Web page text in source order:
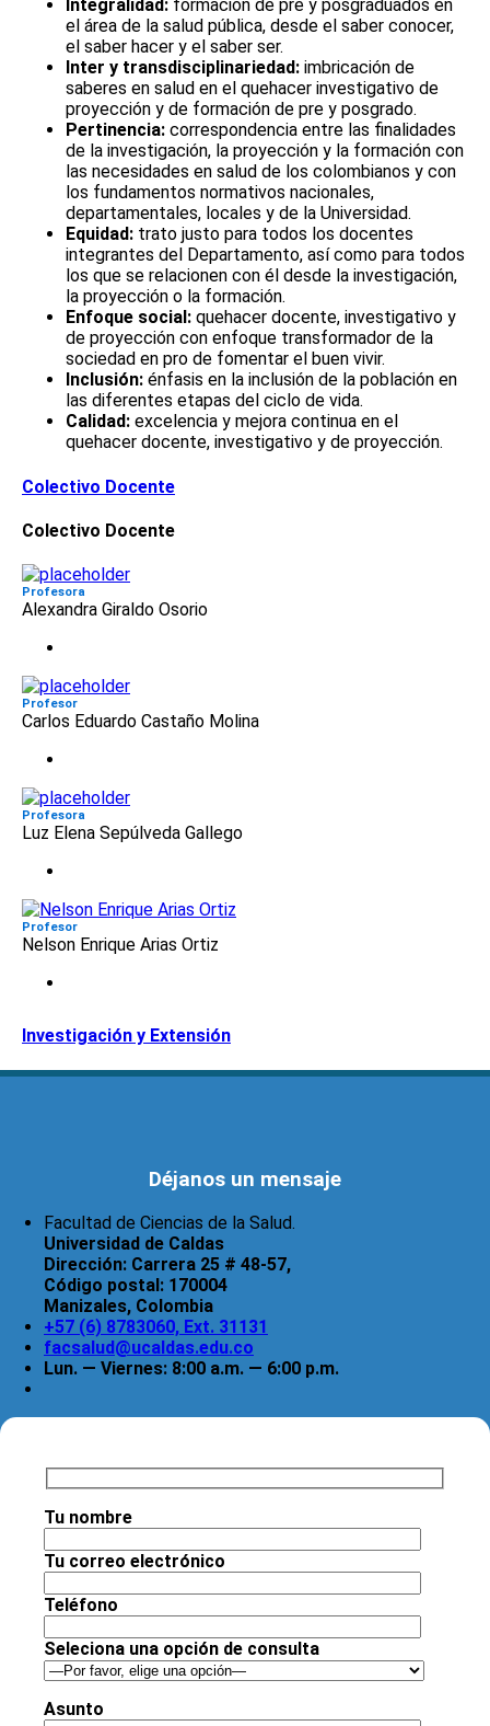
Integralidad: formación de pre y posgraduados en
el área de la salud pública, desde el saber conocer,
el saber hacer y el saber ser.
Inter y transdisciplinariedad: imbricación de
saberes en salud en el quehacer investigativo de
proyección y de formación de pre y posgrado.
Pertinencia: correspondencia entre las finalidades
de la investigación, la proyección y la formación con
las necesidades en salud de los colombianos y con
los fundamentos normativos nacionales,
departamentales, locales y de la Universidad.
Equidad: trato justo para todos los docentes
integrantes del Departamento, así como para todos
los que se relacionen con él desde la investigación,
la proyección o la formación.
Enfoque social: quehacer docente, investigativo y
de proyección con enfoque transformador de la
sociedad en pro de fomentar el buen vivir.
Inclusión: énfasis en la inclusión de la población en
las diferentes etapas del ciclo de vida.
Calidad: excelencia y mejora continua en el
quehacer docente, investigativo y de proyección.
Colectivo Docente
Colectivo Docente
Profesora
Alexandra Giraldo Osorio
Profesor
Carlos Eduardo Castaño Molina
Profesora
Luz Elena Sepúlveda Gallego
Profesor
Nelson Enrique Arias Ortiz
Investigación y Extensión
Déjanos un mensaje
Facultad de Ciencias de la Salud.
Universidad de Caldas
Dirección: Carrera 25 # 48-57,
Código postal: 170004
Manizales, Colombia
+57 (6) 8783060, Ext. 31131
facsalud@ucaldas.edu.co
Lun. — Viernes: 8:00 a.m. — 6:00 p.m.
Tu nombre
Tu correo electrónico
Teléfono
Seleciona una opción de consulta
Asunto